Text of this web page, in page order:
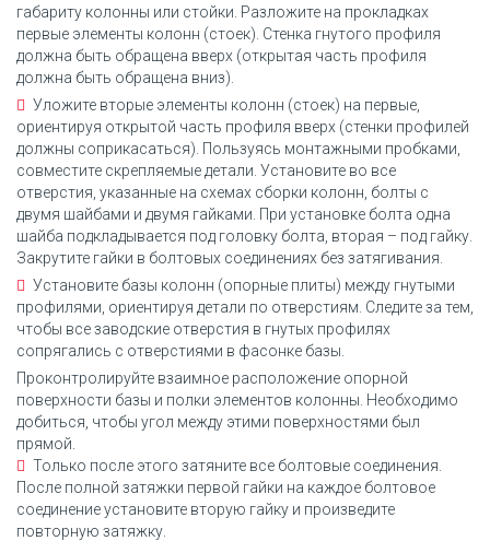
габариту колонны или стойки. Разложите на прокладках
первые элементы колонн (стоек). Стенка гнутого профиля
должна быть обращена вверх (открытая часть профиля
должна быть обращена вниз).
Уложите вторые элементы колонн (стоек) на первые,
ориентируя открытой часть профиля вверх (стенки профилей
должны соприкасаться). Пользуясь монтажными пробками,
совместите скрепляемые детали. Установите во все
отверстия, указанные на схемах сборки колонн, болты с
двумя шайбами и двумя гайками. При установке болта одна
шайба подкладывается под головку болта, вторая – под гайку.
Закрутите гайки в болтовых соединениях без затягивания.
Установите базы колонн (опорные плиты) между гнутыми
профилями, ориентируя детали по отверстиям. Следите за тем,
чтобы все заводские отверстия в гнутых профилях
сопрягались с отверстиями в фасонке базы.
Проконтролируйте взаимное расположение опорной
поверхности базы и полки элементов колонны. Необходимо
добиться, чтобы угол между этими поверхностями был
прямой.
Только после этого затяните все болтовые соединения.
После полной затяжки первой гайки на каждое болтовое
соединение установите вторую гайку и произведите
повторную затяжку.